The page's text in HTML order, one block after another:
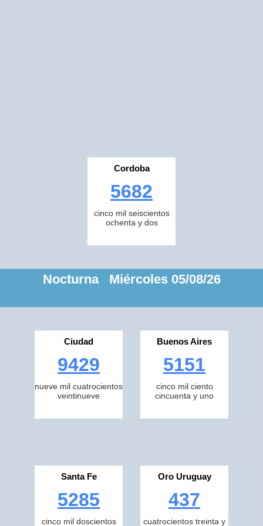
Cordoba
5682
cinco mil seiscientos
ochenta y dos
Nocturna Miércoles 05/08/26
Ciudad
9429
nueve mil cuatrocientos
veintinueve
Buenos Aires
5151
cinco mil ciento
cincuenta y uno
Santa Fe
5285
cinco mil doscientos
Oro Uruguay
437
cuatrocientos treinta y